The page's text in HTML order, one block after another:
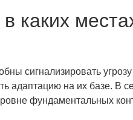
каких
сигнализировать угрозу
адаптацию на их базе. В
фундаментальных